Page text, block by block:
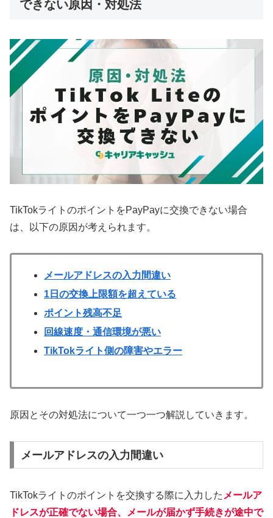
できない原因・対処法
TikTokライトのポイントをPayPayに交換できない場合
は、以下の原因が考えられます。
メールアドレスの入力間違い
1日の交換上限額を超えている
ポイント残高不足
回線速度・通信環境が悪い
TikTokライト側の障害やエラー
原因とその対処法について一つ一つ解説していきます。
メールアドレスの入力間違い
TikTokライトのポイントを交換する際に入力した メールア
ドレスが正確でない場合、メールが届かず手続きが途中で